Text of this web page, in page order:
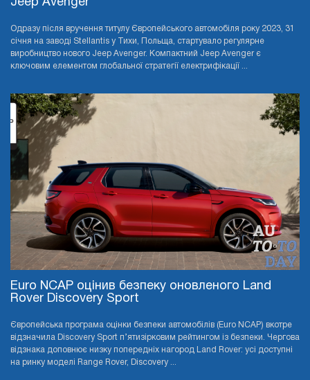
Одразу після вручення титулу Європейського автомобіля року 2023, 31
січня на заводі Stellantis у Тихи, Польща, стартувало регулярне
виробництво нового Jeep Avenger. Компактний Jeep Avenger є
ключовим елементом глобальної стратегії електрифікації ...
Euro NCAP оцінив безпеку оновленого Land
Rover Discovery Sport
Європейська програма оцінки безпеки автомобілів (Euro NCAP) вкотре
відзначила Discovery Sport п’ятизірковим рейтингом із безпеки. Чергова
відзнака доповнює низку попередніх нагород Land Rover: усі доступні
на ринку моделі Range Rover, Discovery ...